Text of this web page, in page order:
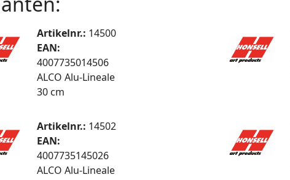
Artikelnr.: 14500
EAN:
4007735014506
ALCO Alu-Lineale
30 cm
Artikelnr.: 14502
EAN:
4007735145026
ALCO Alu-Lineale